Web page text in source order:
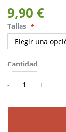
9,90 €
Tallas
Cantidad
- +